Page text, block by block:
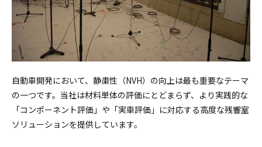
自動車開発において、静粛性（NVH）の向上は最も重要なテーマ
の一つです。当社は材料単体の評価にとどまらず、より実践的な
「コンポーネント評価」や「実車評価」に対応する高度な残響室
ソリューションを提供しています。